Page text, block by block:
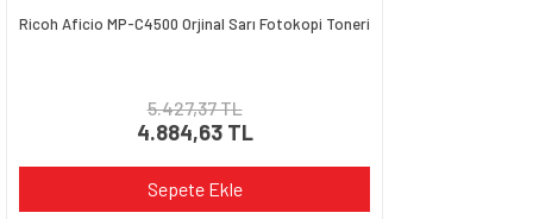
Ricoh Aficio MP-C4500 Orjinal Sarı Fotokopi Toneri
5.427,37 TL
4.884,63 TL
Sepete Ekle